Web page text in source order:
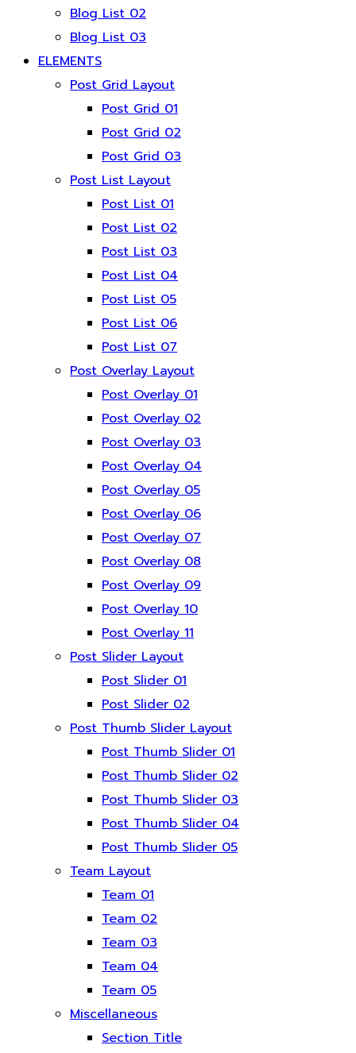
Blog List 02
Blog List 03
ELEMENTS
Post Grid Layout
Post Grid 01
Post Grid 02
Post Grid 03
Post List Layout
Post List 01
Post List 02
Post List 03
Post List 04
Post List 05
Post List 06
Post List 07
Post Overlay Layout
Post Overlay 01
Post Overlay 02
Post Overlay 03
Post Overlay 04
Post Overlay 05
Post Overlay 06
Post Overlay 07
Post Overlay 08
Post Overlay 09
Post Overlay 10
Post Overlay 11
Post Slider Layout
Post Slider 01
Post Slider 02
Post Thumb Slider Layout
Post Thumb Slider 01
Post Thumb Slider 02
Post Thumb Slider 03
Post Thumb Slider 04
Post Thumb Slider 05
Team Layout
Team 01
Team 02
Team 03
Team 04
Team 05
Miscellaneous
Section Title